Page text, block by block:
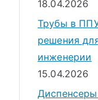
18.04.2026
Трубы в
решения
инженерии
15.04.2026